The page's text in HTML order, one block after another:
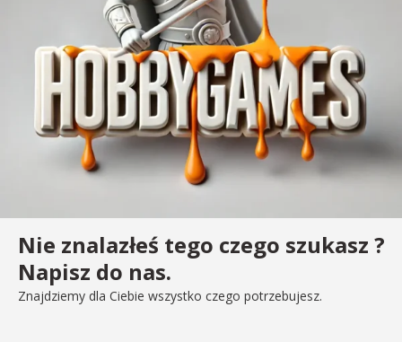
Nie znalazłeś tego czego szukasz ?
Napisz do nas.
Znajdziemy dla Ciebie wszystko czego potrzebujesz.